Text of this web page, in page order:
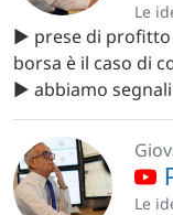
Le
▶️ prese di profitto
borsa è il caso di
▶️ abbiamo
Le